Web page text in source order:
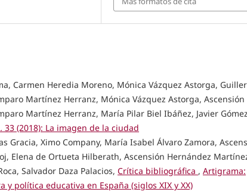
Carmen Heredia Moreno, Mónica Vázquez Astorga,
Martínez Herranz, Mónica Vázquez Astorga, Ascensión
Martínez Herranz, María Pilar Biel Ibáñez, Javier Gómez
(2018): La imagen de la ciudad
Gracia, Ximo Company, María Isabel Álvaro Zamora,
Elena de Ortueta Hilberath, Ascensión Hernández
Salvador Daza Palacios, Crítica bibliográfica , Artigrama:
política educativa en España (siglos XIX y XX)